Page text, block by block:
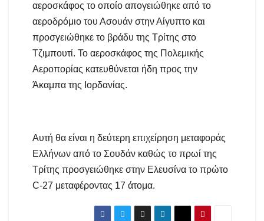
αεροσκάφος το οποίο απογειώθηκε από το
αεροδρόμιο του Ασουάν στην Αίγυπτο και
προσγειώθηκε το βράδυ της Τρίτης στο
Τζιμπουτί. Το αεροσκάφος της Πολεμικής
Αεροπορίας κατευθύνεται ήδη προς την
Άκαμπα της Ιορδανίας.
Αυτή θα είναι η δεύτερη επιχείρηση μεταφοράς
Ελλήνων από το Σουδάν καθώς το πρωί της
Τρίτης προσγειώθηκε στην Ελευσίνα το πρώτο
C-27 μεταφέροντας 17 άτομα.